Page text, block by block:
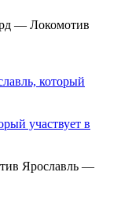
— Локомотив
Ярославль —